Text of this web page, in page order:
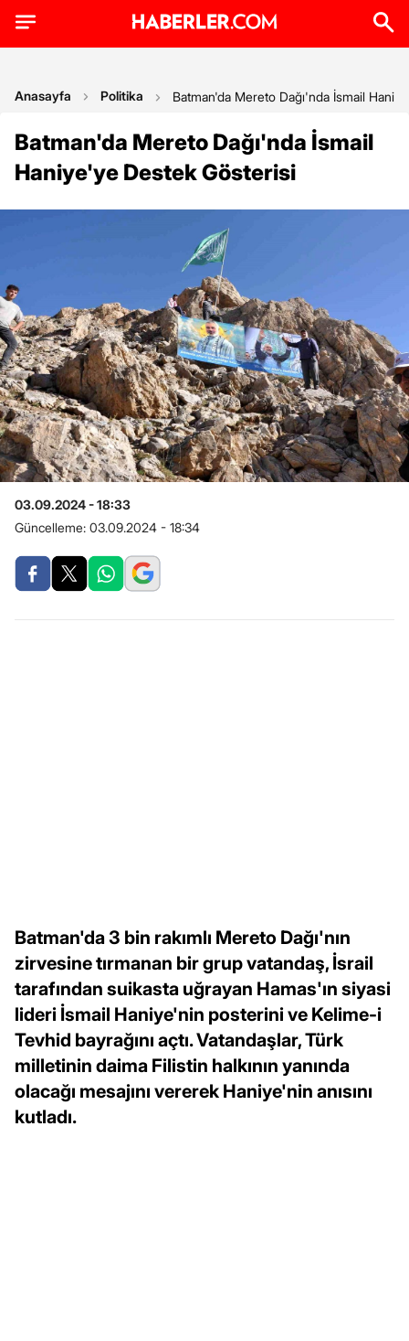
Anasayfa Politika Batman'da Mereto Dağı'nda İsmail
Batman'da Mereto Dağı'nda İsmail
Haniye'ye Destek Gösterisi
03.09.2024 - 18:33
Güncelleme: 03.09.2024 - 18:34
Batman'da 3 bin rakımlı Mereto Dağı'nın
zirvesine tırmanan bir grup vatandaş, İsrail
tarafından suikasta uğrayan Hamas'ın siyasi
lideri İsmail Haniye'nin posterini ve Kelime-i
Tevhid bayrağını açtı. Vatandaşlar, Türk
milletinin daima Filistin halkının yanında
olacağı mesajını vererek Haniye'nin anısını
kutladı.